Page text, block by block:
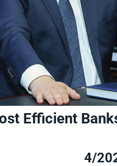
Efficient
4/